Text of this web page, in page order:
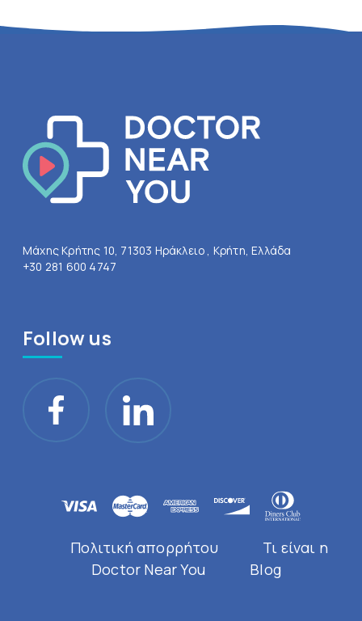
Μάχης Κρήτης 10, 71303 Ηράκλειο , Κρήτη, Ελλάδα
+30 281 600 4747
Follow us
Πολιτική απορρήτου
Τι είναι η
Doctor Near You
Blog